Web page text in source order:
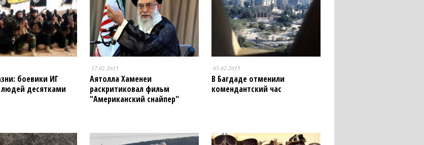
боевики ИГ
десятками
17.02.2015
Аятолла Хаменеи
раскритиковал фильм
"Американский снайпер"
05.02.2015
В Багдаде отменили
комендантский час